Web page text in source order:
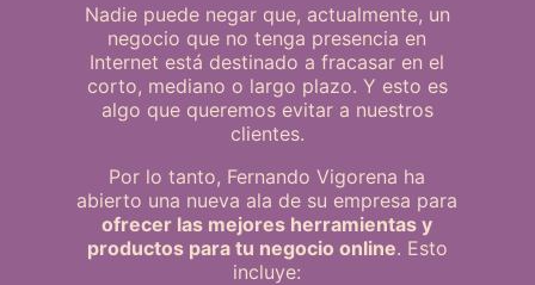
Nadie puede negar que, actualmente, un
negocio que no tenga presencia en
Internet está destinado a fracasar en el
corto, mediano o largo plazo. Y esto es
algo que queremos evitar a nuestros
clientes.
Por lo tanto, Fernando Vigorena ha
abierto una nueva ala de su empresa para
ofrecer las mejores herramientas y
productos para tu negocio online. Esto
incluye: